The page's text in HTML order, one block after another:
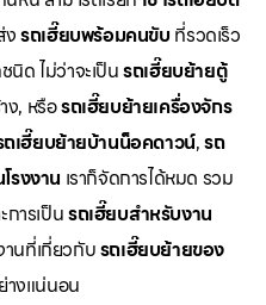
งรถเฮี๊ยบพร้อมคนขับ ที่รวดเร็ว
นิด ไม่ว่าจะเป็นรถเฮี๊ยบย้ายตู้
ง, หรือรถเฮี๊ยบย้ายเครื่องจักร
ถเฮี๊ยบย้ายบ้านน็อคดาวน์,รถ
รงงาน เราก็จัดการได้หมด รวม
การเป็นรถเฮี๊ยบสำหรับงาน
นที่เกี่ยวกับรถเฮี๊ยบย้ายของ
ย่างแน่นอน